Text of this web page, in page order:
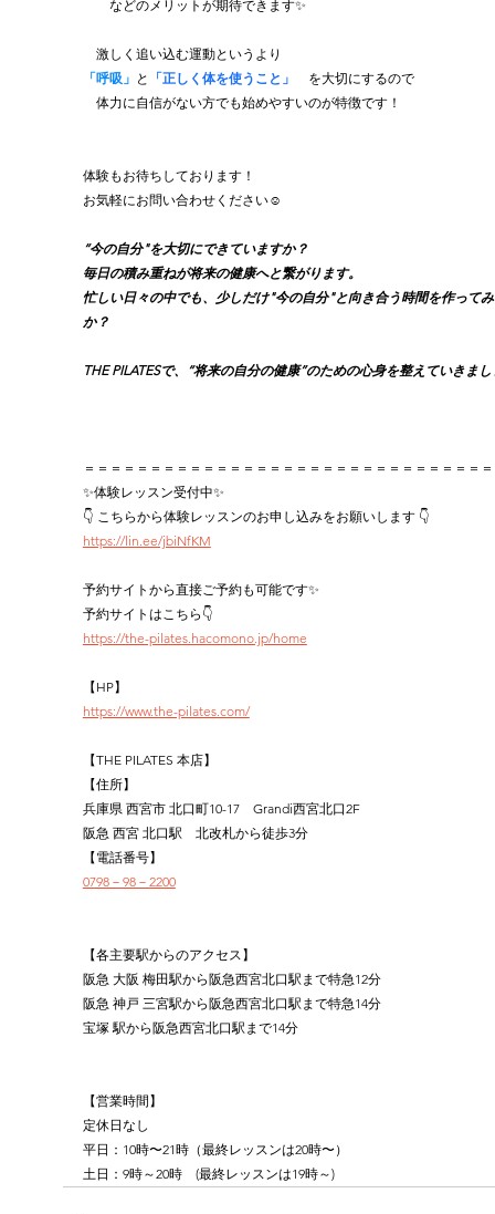
などのメリットが期待できます✨
激しく追い込む運動というより
「呼吸」 と 「正しく体を使うこと」
を大切にするので
体力に自信がない方でも始めやすいのが特徴です！
体験もお待ちしております！
お気軽にお問い合わせください☺︎
“今の自分"を大切にできていますか？
毎日の積み重ねが将来の健康へと繋がります。
忙しい日々の中でも、少しだけ"今の自分"と向き合う時間を作って
か？
THE PILATESで、“将来の自分の健康”のための心身を整えていきま
＝＝＝＝＝＝＝＝＝＝＝＝＝＝＝＝＝＝＝＝＝＝＝＝＝＝＝＝＝＝
✨体験レッスン受付中✨
👇 こちらから体験レッスンのお申し込みをお願いします 👇
https://lin.ee/jbiNfKM
予約サイトから直接ご予約も可能です✨
予約サイトはこちら👇
https://the-pilates.hacomono.jp/home
【HP】
https://www.the-pilates.com/
【THE PILATES 本店】
【住所】
兵庫県 西宮市 北口町10-17　Grandi西宮北口2F
阪急 西宮 北口駅　北改札から徒歩3分
【電話番号】
0798－98－2200
【各主要駅からのアクセス】
阪急 大阪 梅田駅から阪急西宮北口駅まで特急12分
阪急 神戸 三宮駅から阪急西宮北口駅まで特急14分
宝塚 駅から阪急西宮北口駅まで14分
【営業時間】
定休日なし
平日：10時〜21時（最終レッスンは20時〜）
土日：9時～20時　(最終レッスンは19時～)